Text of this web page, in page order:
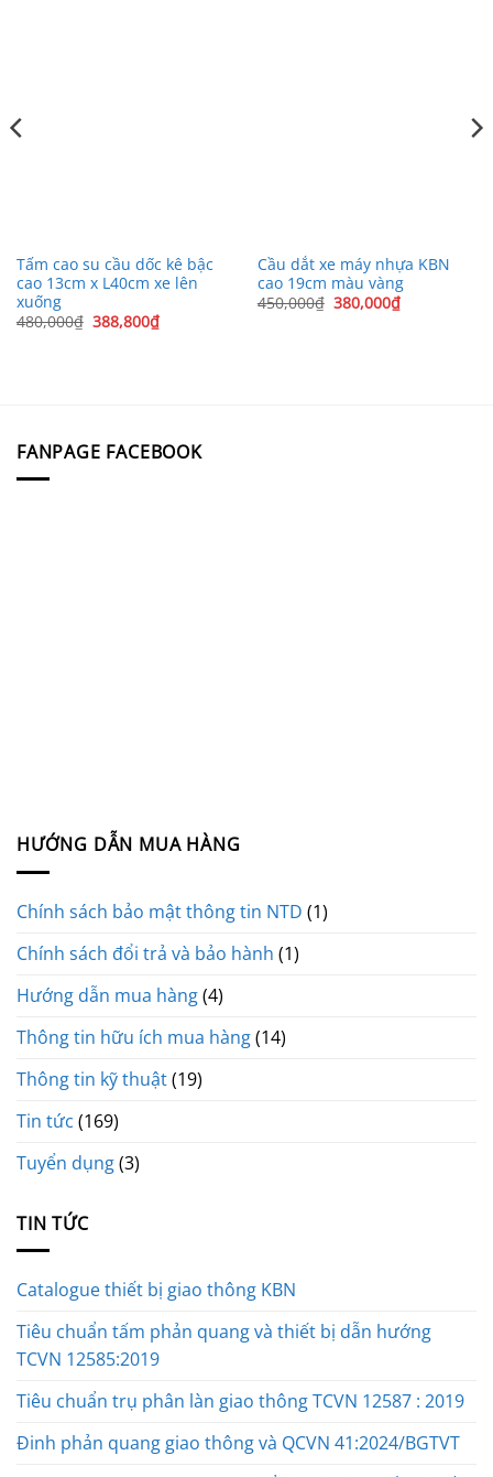
Tấm cao su cầu dốc kê bậc
cao 13cm x L40cm xe lên
xuống
480,000₫ Giá
gốc
388,800₫Giá
hiện
Cầu dắt xe máy nhựa KBN
cao 19cm màu vàng
450,000₫ Giá
gốc
380,000₫Giá
hiện
FANPAGE FACEBOOK
HƯỚNG DẪN MUA HÀNG
Chính sách bảo mật thông tin NTD (1)
Chính sách đổi trả và bảo hành (1)
Hướng dẫn mua hàng(4)
Thông tin hữu ích mua hàng(14)
Thông tin kỹ thuật(19)
Tin tức (169)
Tuyển dụng(3)
TIN TỨC
Catalogue thiết bị giao thông KBN
Tiêu chuẩn tấm phản quang và thiết bị dẫn hướng
TCVN 12585:2019
Tiêu chuẩn trụ phân làn giao thông TCVN 12587 : 2019
Đinh phản quang giao thông và QCVN 41:2024/BGTVT